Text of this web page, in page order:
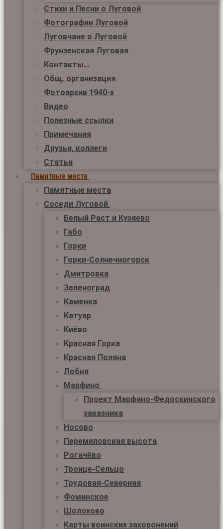
Стихи и Песни о Луговой
Фотографии Луговой
Луговчане о Луговой
Фрунзенская Луговая
Контакты…
Общ. организация
Фотоархив 1940-х
Видео
Полезные ссылки
Примечания
Друзья, коллеги
Статьи
Памятные места
Памятные места
Соседи Луговой
Белый Раст и Кузяево
Габо
Горки
Горки-Солнечногорск
Дмитровка
Зеленоград
Каменка
Катуар
Киёво
Красная Горка
Красная Поляна
Лобня
Марфино
Проект Марфино-Федоскинского
заказника
Носово
Перемиловская высота
Рогачёво
Троице-Сельцо
Трудовая-Северная
Фоминское
Шолохово
Карты воинских захоронений